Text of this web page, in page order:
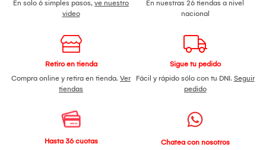
En solo 6 simples pasos, ve nuestro
video
En nuestras 26 tiendas a nivel
nacional
Retiro en tienda
Compra online y retira en tienda. Ver
tiendas
Sigue tu pedido
Fácil y rápido sólo con tu DNI. Seguir
pedido
Hasta 36 cuotas
Chatea con nosotros